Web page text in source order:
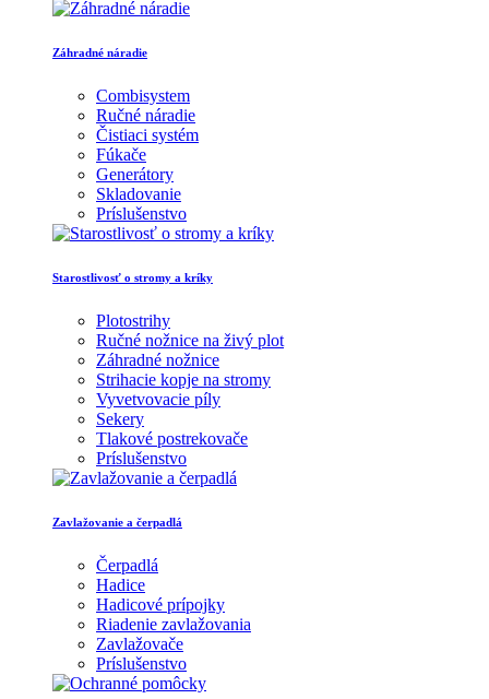
Záhradné náradie
Combisystem
Ručné náradie
Čistiaci systém
Fúkače
Generátory
Skladovanie
Príslušenstvo
Starostlivosť o stromy a kríky
Plotostrihy
Ručné nožnice na živý plot
Záhradné nožnice
Strihacie kopje na stromy
Vyvetvovacie píly
Sekery
Tlakové postrekovače
Príslušenstvo
Zavlažovanie a čerpadlá
Čerpadlá
Hadice
Hadicové prípojky
Riadenie zavlažovania
Zavlažovače
Príslušenstvo